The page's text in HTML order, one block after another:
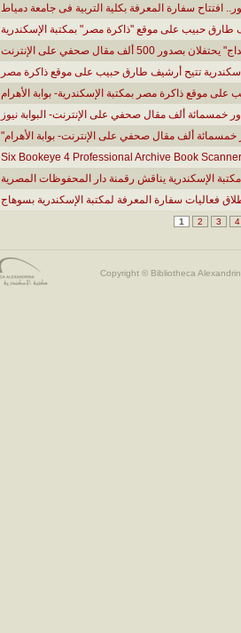
افتتاح سفارة المعرفة بكلية التربية فى جامعة دمياط
طارق حبيب على موقع "ذاكرة مصر" بمكتبة الإسكندرية
500 ألف مقال صحفي على الإنترنت
تتيح أرشيف طارق حبيب على موقع ذاكرة مصر
موقع ذاكرة مصر بمكتبة الإسكندرية- بوابة الأهرام
خمسمائة ألف مقال صحفي على الإنترنت- البوابة نيوز
خمسمائة ألف مقال صحفي على الإنترنت- بوابة الأهرام
Six Bookeye 4 Professional Archive Book
مكتبة الإسكندرية يناقش رقمنة دار المحفوظات المصرية
فعاليات سفارة المعرفة لمكتبة الإسكندرية بسوهاج
1 2 3 4
Copyright © Bibliotheca